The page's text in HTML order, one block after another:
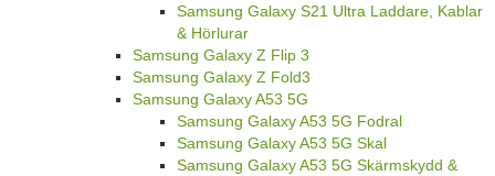
Samsung Galaxy S21 Ultra Laddare, Kablar
& Hörlurar
Samsung Galaxy Z Flip 3
Samsung Galaxy Z Fold3
Samsung Galaxy A53 5G
Samsung Galaxy A53 5G Fodral
Samsung Galaxy A53 5G Skal
Samsung Galaxy A53 5G Skärmskydd &